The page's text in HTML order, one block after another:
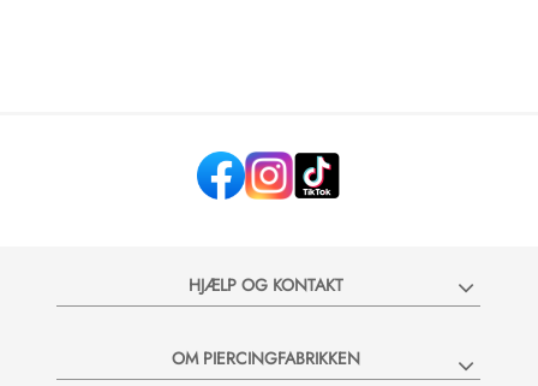
HJÆLP OG KONTAKT
OM PIERCINGFABRIKKEN